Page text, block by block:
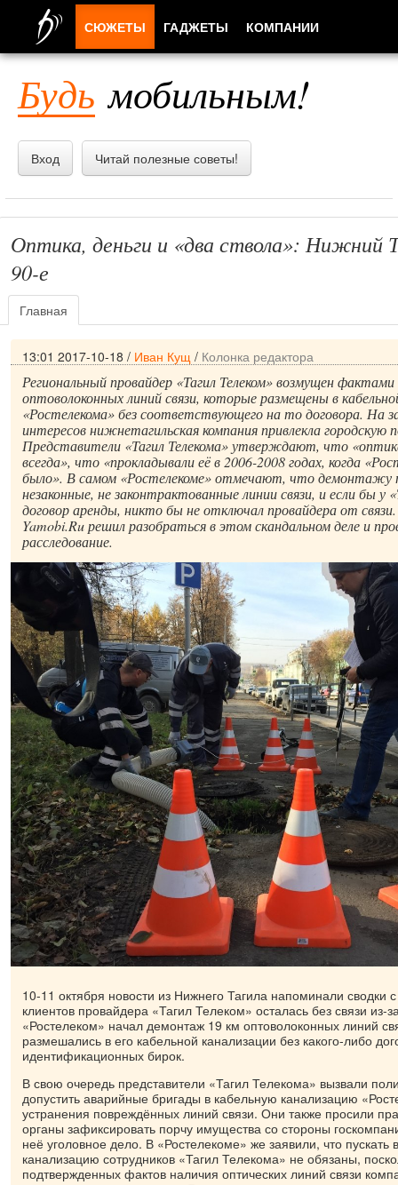
Будь мобильным!
Вход Читай полезные советы!
Оптика, деньги и «два ствола»: Нижний
90-е
Главная
13:01 2017-10-18 / Иван Кущ / Колонка редактора
Региональный провайдер «Тагил Телеком» возмущен
оптоволоконных линий связи, которые размещены в
«Ростелекома» без соответствующего на то договора. На
интересов нижнетагильская компания привлекла городскую
Представители «Тагил Телекома» утверждают, что
всегда», что «прокладывали её в 2006-2008 годах, когда
было». В самом «Ростелекоме» отмечают, что демонтажу
незаконные, не законтрактованные линии связи, и если бы у
договор аренды, никто бы не отключал провайдера от
Yamobi.Ru решил разобраться в этом скандальном деле и
расследование.
10-11 октября новости из Нижнего Тагила напоминали сводки
клиентов провайдера «Тагил Телеком» осталась без связи из-
«Ростелеком» начал демонтаж 19 км оптоволоконных линий
размешались в его кабельной канализации без какого-либо
идентификационных бирок.
В свою очередь представители «Тагил Телекома» вызвали
допустить аварийные бригады в кабельную канализацию
устранения повреждённых линий связи. Они также просили
органы зафиксировать порчу имущества со стороны
неё уголовное дело. В «Ростелекоме» же заявили, что пускать
канализацию сотрудников «Тагил Телекома» не обязаны,
подтвержденных фактов наличия оптических линий связи
СЮЖЕТЫ ГАДЖЕТЫ КОМПАНИИ
ПРИЛОЖЕНИЯ